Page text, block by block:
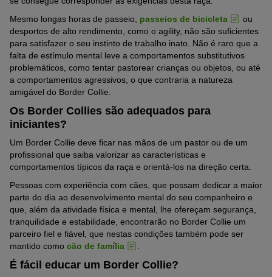
Mesmo longas horas de passeio, passeios de bicicleta
ou
desportos de alto rendimento, como o agility, não são suficientes
para satisfazer o seu instinto de trabalho inato. Não é raro que a
falta de estímulo mental leve a comportamentos substitutivos
problemáticos, como tentar pastorear crianças ou objetos, ou até
a comportamentos agressivos, o que contraria a natureza
amigável do Border Collie.
Os Border Collies são adequados para
iniciantes?
Um Border Collie deve ficar nas mãos de um pastor ou de um
profissional que saiba valorizar as características e
comportamentos típicos da raça e orientá-los na direção certa.
Pessoas com experiência com cães, que possam dedicar a maior
parte do dia ao desenvolvimento mental do seu companheiro e
que, além da atividade física e mental, lhe ofereçam segurança,
tranquilidade e estabilidade, encontrarão no Border Collie um
parceiro fiel e fiável, que nestas condições também pode ser
mantido como cão de família .
É fácil educar um Border Collie?